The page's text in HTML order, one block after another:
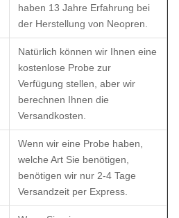
haben 13 Jahre Erfahrung bei
der Herstellung von Neopren.
Natürlich können wir Ihnen eine
kostenlose Probe zur
Verfügung stellen, aber wir
berechnen Ihnen die
Versandkosten.
Wenn wir eine Probe haben,
welche Art Sie benötigen,
benötigen wir nur 2-4 Tage
Versandzeit per Express.